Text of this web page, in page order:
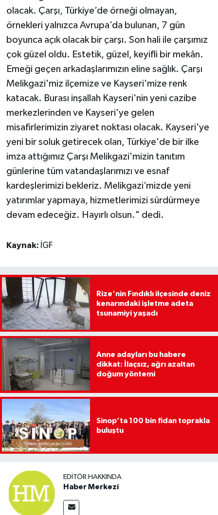
olacak. Çarşı, Türkiye’de örneği olmayan,
örnekleri yalnızca Avrupa’da bulunan, 7 gün
boyunca açık olacak bir çarşı. Son hali ile çarşımız
çok güzel oldu. Estetik, güzel, keyifli bir mekân.
Emeği geçen arkadaşlarımızın eline sağlık. Çarşı
Melikgazi'miz ilçemize ve Kayseri'mize renk
katacak. Burası inşallah Kayseri'nin yeni cazibe
merkezlerinden ve Kayseri'ye gelen
misafirlerimizin ziyaret noktası olacak. Kayseri'ye
yeni bir soluk getirecek olan, Türkiye'de bir ilke
imza attığımız Çarşı Melikgazi'mizin tanıtım
günlerine tüm vatandaşlarımızı ve esnaf
kardeşlerimizi bekleriz. Melikgazi’mizde yeni
yatırımlar yapmaya, hizmetlerimizi sürdürmeye
devam edeceğiz. Hayırlı olsun." dedi.
Kaynak: İGF
Rize'nin Fındıklı ilçesinde deniz
kenarındaki işletme adeta
tsunamiyi yaşadı
Anne adayları bu habere
dikkat: İlaçsız, ağrı azaltan
doğum yöntemi
Sinop’ta 100 bin fidan toprakla
buluştu
EDITÖR HAKKINDA
Haber Merkezi